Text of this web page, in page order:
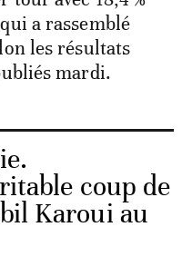
a rassemblé
les résultats
mardi.
coup de
Karoui au